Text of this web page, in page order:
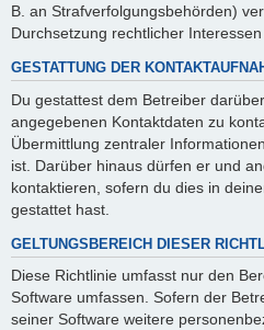
B. an Strafverfolgungsbehörden)
Durchsetzung rechtlicher
GESTATTUNG DER
Du gestattest dem Betreiber
angegebenen Kontaktdaten zu
Übermittlung zentraler
ist. Darüber hinaus dürfen er und
kontaktieren, sofern du dies in
gestattet hast.
GELTUNGSBEREICH DIESER
Diese Richtlinie umfasst nur den
Software umfassen. Sofern der
seiner Software weitere